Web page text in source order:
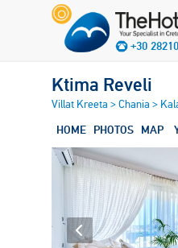
+30
Ktima Reveli
Villat Kreeta >Chania >
HOME PHOTOS MAP